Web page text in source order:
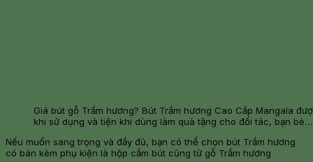
Giá bút gỗ Trầm hương? Bút Trầm hương Cao Cấp Mangala
khi sử dụng và tiện khi dùng làm quà tặng cho đối tác, bạn
Nếu muốn sang trọng và đầy đủ, bạn có thể chọn bút Trầm hương
có bán kèm phụ kiện là hộp cắm bút cũng từ gỗ Trầm hương